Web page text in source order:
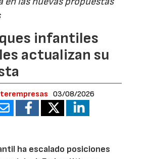
infantiles
actualizan su
03/08/2026
ha escalado posiciones